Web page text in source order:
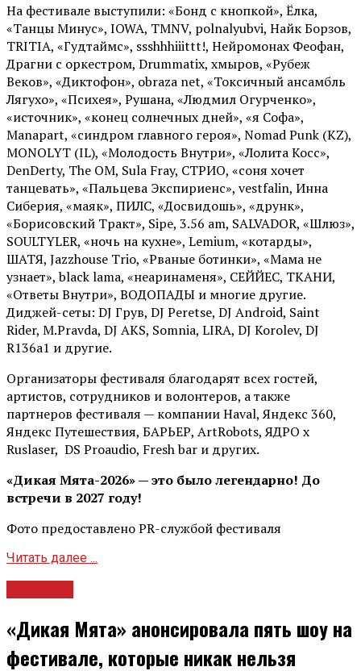
На фестивале выступили: «Бонд с кнопкой», Ёлка,
«Танцы Минус», IOWA, TMNV, polnalyubvi, Найк Борзов,
TRITIA, «Гудтаймс», ssshhhiiittt!, Нейромонах Феофан,
Драгни с оркестром, Drummatix, хмыров, «Рубеж
Веков», «Диктофон», obraza net, «Токсичный ансамбль
Лягухо», «Психея», Рушана, «Людмил Огурченко»,
«источник», «конец солнечных дней», «я Софа»,
Manapart, «синдром главного героя», Nomad Punk (KZ),
MONOLYT (IL), «Молодость Внутри», «Лолита Косс»,
DenDerty, The OM, Sula Fray, СТРИО, «соня хочет
танцевать», «Пальцева Экспириенс», vestfalin, Инна
Сиберия, «маяк», ПИЛС, «Досвидошь», «друнк»,
«Борисовский Тракт», Sipe, 3.56 am, SALVADOR, «Шлюз»,
SOULTYLER, «ночь на кухне», Lemium, «котарды»,
ШАТЯ, Jazzhouse Trio, «Рваные ботинки», «Мама не
узнает», black lama, «неаринаменя», СЕЙЙЕС, ТКАНИ,
«Ответы Внутри», ВОДОПАДЫ и многие другие.
Диджей-сеты: DJ Грув, DJ Peretse, DJ Android, Saint
Rider, М.Pravda, DJ AKS, Somnia, LIRA, DJ Korolev, DJ
R136a1 и другие.
Организаторы фестиваля благодарят всех гостей,
артистов, сотрудников и волонтеров, а также
партнеров фестиваля — компании Haval, Яндекс 360,
Яндекс Путешествия, БАРЬЕР, ArtRobots, ЯДРО х
Ruslaser, DS Proaudio, Fresh bar и других.
«Дикая Мята-2026» — это было легендарно! До
встречи в 2027 году!
Фото предоставлено PR-службой фестиваля
Читать далее ...
«Дикая Мята» анонсировала пять шоу на
фестивале, которые никак нельзя